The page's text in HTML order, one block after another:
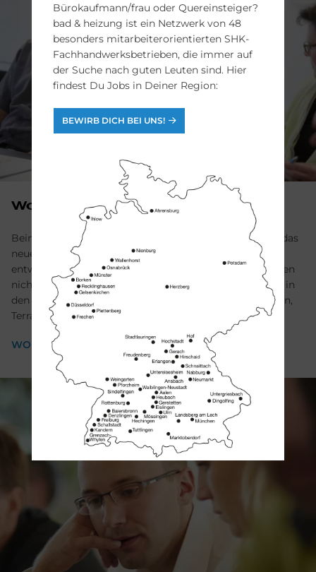
Wohnraum
Beim Workshop Wohnraum möchten wir gemeinsam das
neue Geschäftsfeld Wohnraumsanierung (weiter-)
entwickeln: Zukünftig möchten wir Handwerksleistungen
nicht nur in Badezimmer oder Heizraum, sondern auch in
den Wohnbereichen Küche, Wohnzimmer, Keller, Balkon,
Terrasse und Außenbereich anbieten.
WORKSHOP WOHNRAUM
Büro­kauf­mann/frau oder Quer­ein­steiger?
bad & heizung ist ein Netz­werk von 48
besonders mit­arbeite­rorientierten SHK-
Fach­hand­werks­betrieben, die immer auf
der Suche nach guten Leuten sind. Hier
findest Du Jobs in Deiner Region:
BEWIRB DICH BEI UNS!